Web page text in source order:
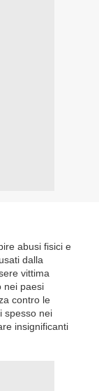
abusi fisici e
dalla
vittima
nei paesi
contro le
spesso nei
insignificanti